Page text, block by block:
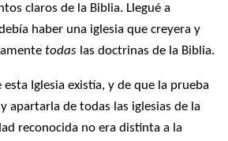
claros de la Biblia. Llegué a
haber una iglesia que creyera y
todas las doctrinas de la Biblia.
Iglesia existía, y de que la prueba
y apartarla de todas las iglesias de la
reconocida no era distinta a la